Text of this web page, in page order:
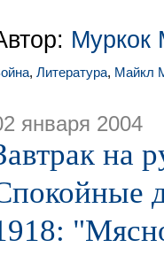
Муркок
, Литература, Майкл
января 2004
на